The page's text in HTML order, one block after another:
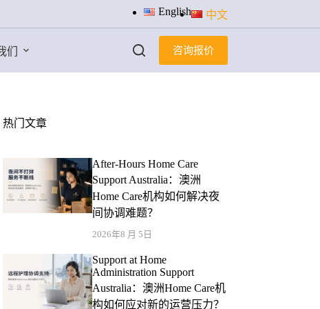
English 中文
们 咨询报价
热门文章
After-Hours Home Care
Support Australia：澳洲
Home Care机构如何解决夜
间协调难题？
2026年8 月 5日
Support at Home
Administration Support
Australia：澳洲Home Care机
构如何应对新的运营压力？